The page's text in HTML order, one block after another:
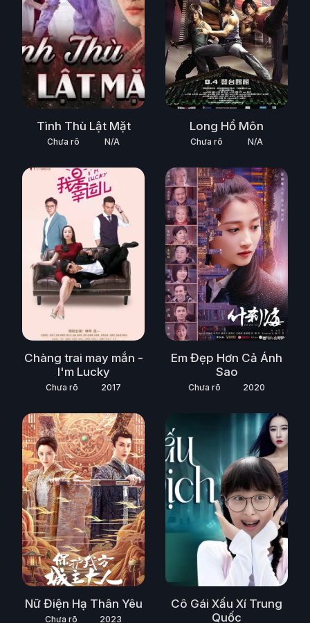
Tình Thù Lật Mặt
Chưa rõ N/A
Long Hổ Môn
Chưa rõ N/A
Chàng trai may mắn -
I'm Lucky
Chưa rõ 2017
Em Đẹp Hơn Cả Ánh
Sao
Chưa rõ 2020
Nữ Điện Hạ Thân Yêu
Chưa rõ 2023
Cô Gái Xấu Xí Trung
Quốc